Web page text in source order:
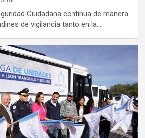
Ciudadana continua de manera
de vigilancia tanto en la…